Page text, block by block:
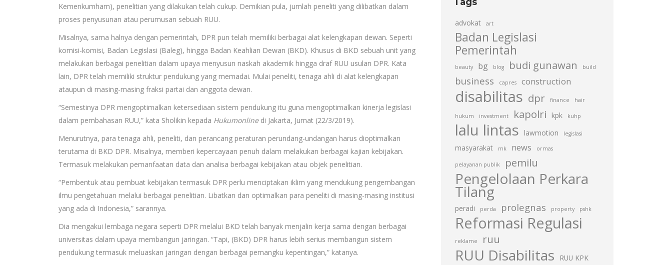
Kemenkumham), penelitian yang dilakukan telah cukup. Demikian pula, jumlah peneliti yang dilibatkan dalam
proses penyusunan atau perumusan sebuah RUU.
Misalnya, sama halnya dengan pemerintah, DPR pun telah memiliki berbagai alat kelengkapan dewan. Seperti
komisi-komisi, Badan Legislasi (Baleg), hingga Badan Keahlian Dewan (BKD). Khusus di BKD sebuah unit yang
melakukan berbagai penelitian dalam upaya menyusun naskah akademik hingga draf RUU usulan DPR. Kata
lain, DPR telah memiliki struktur pendukung yang memadai. Mulai peneliti, tenaga ahli di alat kelengkapan
ataupun di masing-masing fraksi partai dan anggota dewan.
“Semestinya DPR mengoptimalkan ketersediaan sistem pendukung itu guna mengoptimalkan kinerja legislasi
dalam pembahasan RUU,” kata Sholikin kepada Hukumonlinedi Jakarta, Jumat (22/3/2019).
Menurutnya, para tenaga ahli, peneliti, dan perancang peraturan perundang-undangan harus dioptimalkan
terutama di BKD DPR. Misalnya, memberi kepercayaan penuh dalam melakukan berbagai kajian kebijakan.
Termasuk melakukan pemanfaatan data dan analisa berbagai kebijakan atau objek penelitian.
“Pembentuk atau pembuat kebijakan termasuk DPR perlu menciptakan iklim yang mendukung pengembangan
ilmu pengetahuan melalui berbagai penelitian. Libatkan dan optimalkan para peneliti di masing-masing institusi
yang ada di Indonesia,” sarannya.
Dia mengakui lembaga negara seperti DPR melalui BKD telah banyak menjalin kerja sama dengan berbagai
universitas dalam upaya membangun jaringan. “Tapi, (BKD) DPR harus lebih serius membangun sistem
pendukung termasuk meluaskan jaringan dengan berbagai pemangku kepentingan,” katanya.
advokat art
Badan Legislasi
Pemerintah
beauty bg blog budi gunawan build
business capres construction
disabilitas dpr finance hair
hukum investment kapolri kpk kuhp
lalu lintas lawmotion legislasi
masyarakat mk news ormas
pelayanan publik pemilu
Pengelolaan Perkara
Tilang
peradi perda prolegnas property pshk
Reformasi Regulasi
reklame ruu
RUU Disabilitas RUU KPK